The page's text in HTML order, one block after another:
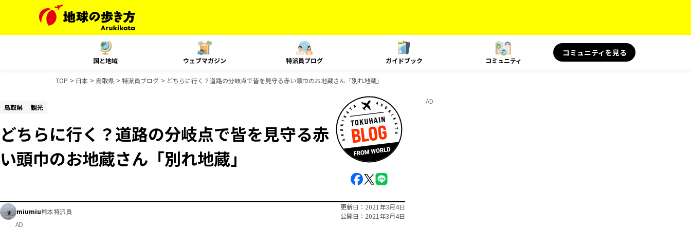
国と地域 ウェブマガジン 特派員ブログ ガイドブック コミュニティ
コミュニティを見る
TOP 日本 鳥取県 特派員ブログ どちらに行く？道路の分岐点で皆を見守る赤い頭巾のお地蔵さん「別れ地蔵」
鳥取県 観光
どちらに行く？道路の分岐点で皆を見守る赤
い頭巾のお地蔵さん「別れ地蔵」
miumiu熊本特派員
更新日
2021年3月4日
公開日
2021年3月4日
AD
AD